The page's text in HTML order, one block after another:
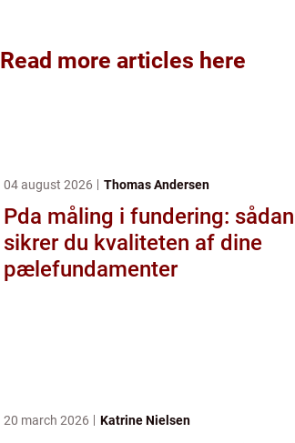
Read more articles here
04 august 2026 Thomas Andersen
Pda måling i fundering: sådan
sikrer du kvaliteten af dine
pælefundamenter
20 march 2026 Katrine Nielsen